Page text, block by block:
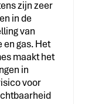
zijn zeer
in de
van
gas. Het
maakt het
in
voor